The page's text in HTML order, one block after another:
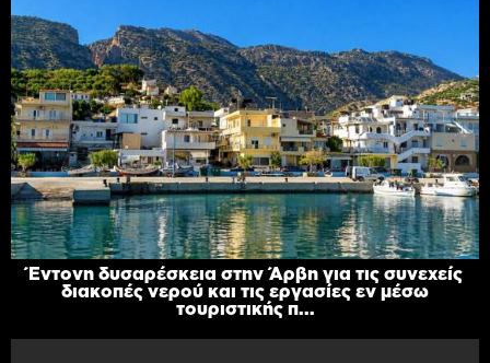
Έντονη δυσαρέσκεια στην Άρβη για τις συνεχείς
διακοπές νερού και τις εργασίες εν μέσω
τουριστικής π...